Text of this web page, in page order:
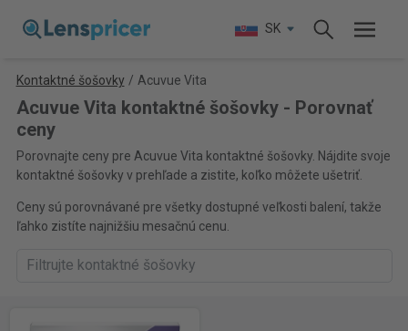
SK
Kontaktné šošovky / Acuvue Vita
Acuvue Vita kontaktné šošovky - Porovnať
ceny
Porovnajte ceny pre Acuvue Vita kontaktné šošovky. Nájdite svoje
kontaktné šošovky v prehľade a zistite, koľko môžete ušetriť.
Ceny sú porovnávané pre všetky dostupné veľkosti balení, takže
ľahko zistíte najnižšiu mesačnú cenu.